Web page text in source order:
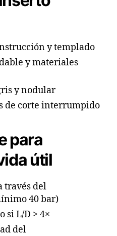
y templado
y materiales
y nodular
de corte interrumpido
para
útil
través del
40 bar)
si L/D > 4×
del